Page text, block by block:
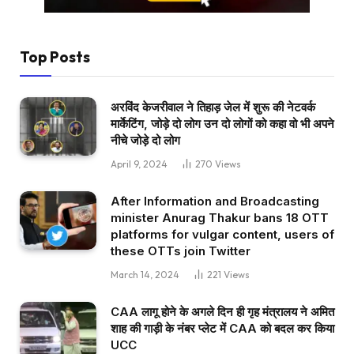
Top Posts
अरविंद केजरीवाल ने तिहाड़ जेल में शुरू की नेटवर्क
मार्केटिंग, जोड़े दो लोग उन दो लोगों को कहा वो भी अपने
नीचे जोड़े दो लोग
April 9, 2024 270 Views
After Information and Broadcasting
minister Anurag Thakur bans 18 OTT
platforms for vulgar content, users of
these OTTs join Twitter
March 14, 2024 221 Views
CAA लागू होने के अगले दिन ही गृह मंत्रालय ने अमित
शाह की गाड़ी के नंबर प्लेट में CAA को बदल कर किया
UCC